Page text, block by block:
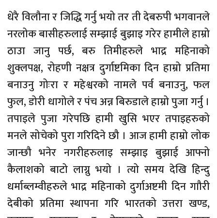
धेरै विलौना र जिद्धि गर्नु भयो तर ती देबरुपी भगवानले
नरलोक बासीहरुलाई सम्झाई बुझाइ गरेर हामीले हाम्रो
ठाउा जानु पर्छ, बरु तिमीहरुले भाद्र महिनाको
शुक्लपक्ष, रोहणी नक्षत्र दुर्गाष्टमिका दिन हाम्रो प्रतिमा
बनाउनु गोःरा र महेश्वरको नामले पर्व बनाउनु, फल
फुल, डोरी धागोले र पंच अन्न बिरुडाले हाम्रो पुजा गर्नु ।
तपाइले पुजा गरेपछि हामी खुसि भएर तपाइहरुको
मनले सोचेको पुरा गरिदिने छौ । आज हामी हाम्रो लोक
जान्छौ भनेर नगरीहरुलाइ सम्झाइ बुझाई आफ्नो
कैलाशको बाटो लाग्नु भयो । त्यो समय देखि हिन्दु
धर्माब्लम्वीहरुले भाद्र महिनाको दुर्गाअष्टमी दिन गाौरी
देबीको प्रतिमा स्थापना गरि भारतको उत्तरा खण्ड,